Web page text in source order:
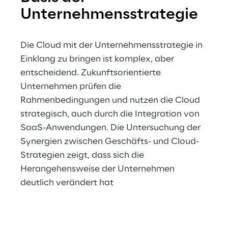
Unternehmensstrategie
Die Cloud mit der Unternehmensstrategie in
Einklang zu bringen ist komplex, aber
entscheidend. Zukunftsorientierte
Unternehmen prüfen die
Rahmenbedingungen und nutzen die Cloud
strategisch, auch durch die Integration von
SaaS-Anwendungen. Die Untersuchung der
Synergien zwischen Geschäfts- und Cloud-
Strategien zeigt, dass sich die
Herangehensweise der Unternehmen
deutlich verändert hat